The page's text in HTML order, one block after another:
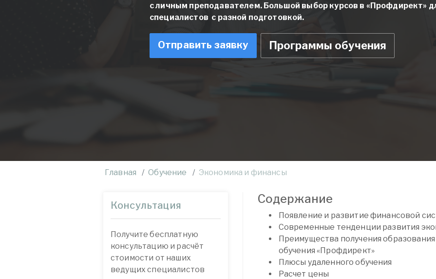
с личным преподавателем. Большой выбор курсов в «Профдирект»
специалистов с разной подготовкой.
Отправить заявку Программы обучения
Главная Обучение Экономика и финансы
Консультация
Получите бесплатную
консультацию и расчёт
стоимости от наших
ведущих специалистов
Содержание
Появление и развитие финансовой
Современные тенденции развития
Преимущества получения
обучения «Профдирект»
Плюсы удаленного обучения
Расчет цены